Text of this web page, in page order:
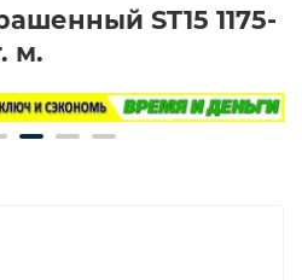
ST15 1175-
м.